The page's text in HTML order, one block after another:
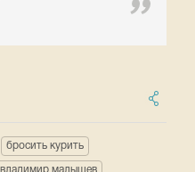
бросить курить
владимир малышев